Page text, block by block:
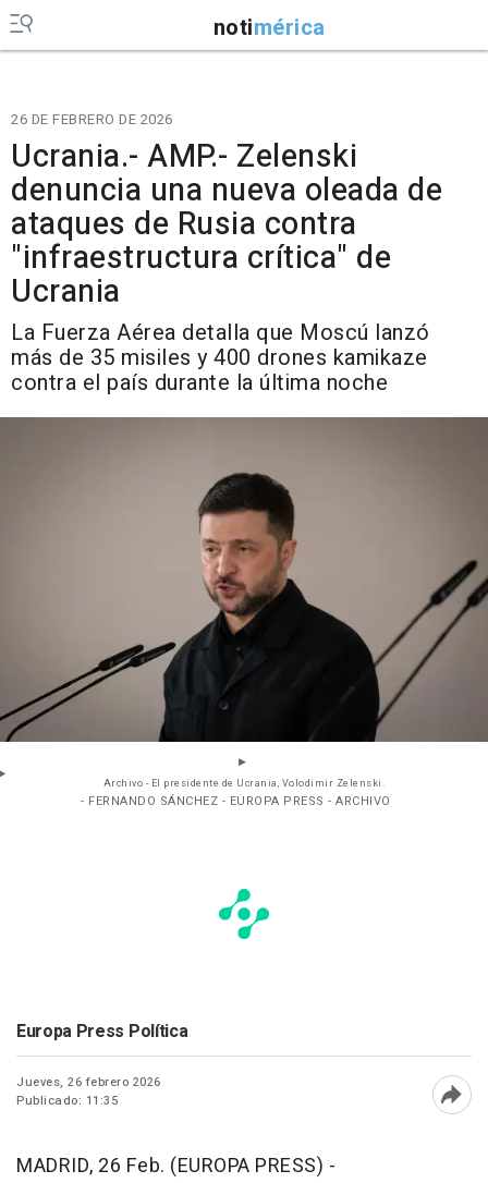
notimérica
26 DE FEBRERO DE 2026
Ucrania.- AMP.- Zelenski
denuncia una nueva oleada de
ataques de Rusia contra
"infraestructura crítica" de
Ucrania
La Fuerza Aérea detalla que Moscú lanzó
más de 35 misiles y 400 drones kamikaze
contra el país durante la última noche
Archivo - El presidente de Ucrania, Volodimir Zelenski.
- FERNANDO SÁNCHEZ - EUROPA PRESS - ARCHIVO
Europa Press Política
Jueves, 26 febrero 2026
Publicado: 11:35
MADRID, 26 Feb. (EUROPA PRESS) -